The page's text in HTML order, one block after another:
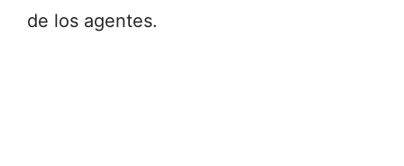
de los agentes.